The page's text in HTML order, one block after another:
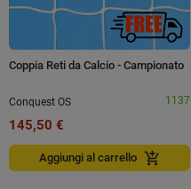
Coppia Reti da Calcio - Campionato
Conquest OS 1137
145,50 €
Aggiungi al carrello add_shopping_cart